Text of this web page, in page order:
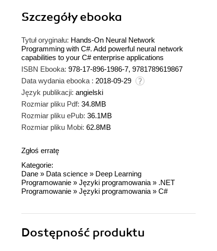
Szczegółyebooka
Tytuł oryginału: Hands-On Neural Network
Programming with C#. Add powerful neural network
capabilities to your C# enterprise applications
ISBN Ebooka: 978-17-896-1986-7, 9781789619867
Data wydania ebooka : 2018-09-29
Język publikacji: angielski
Rozmiar pliku Pdf: 34.8MB
Rozmiar pliku ePub: 36.1MB
Rozmiar pliku Mobi: 62.8MB
Zgłoś erratę
Kategorie:
Dane » Data science » Deep Learning
Programowanie » Języki programowania » .NET
Programowanie » Języki programowania » C#
Dostępność produktu